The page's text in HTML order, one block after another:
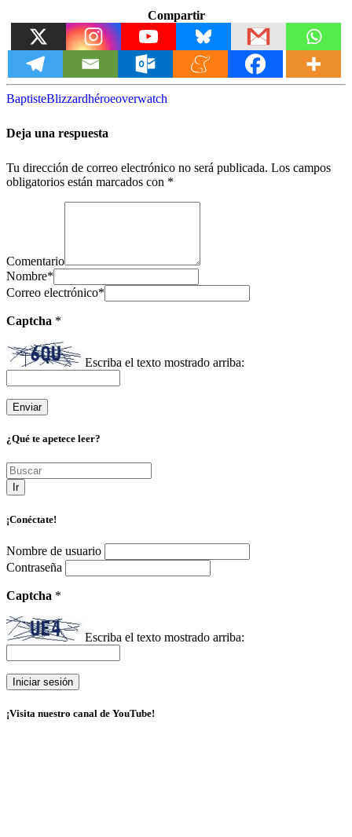
Compartir
BaptisteBlizzardhéroeoverwatch
Deja una respuesta
Tu dirección de correo electrónico no será publicada. Los campos
obligatorios están marcados con *
Comentario
Nombre*
Correo electrónico*
Captcha *
Escriba el texto mostrado arriba:
¿Qué te apetece leer?
Ir
¡Conéctate!
Nombre de usuario
Contraseña
Captcha *
Escriba el texto mostrado arriba:
¡Visita nuestro canal de YouTube!